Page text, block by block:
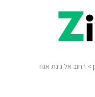
> רחוב אל גינת אגוז